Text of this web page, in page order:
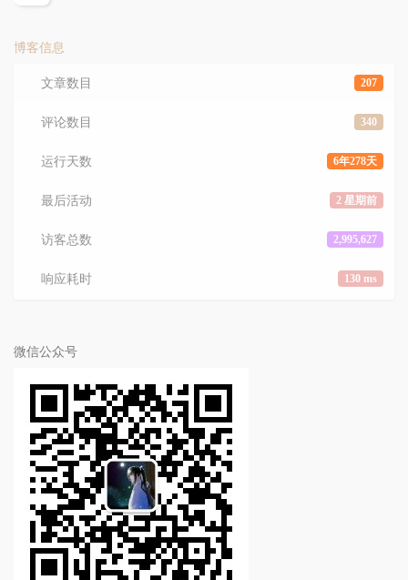
博客信息
207
文章数目
340
评论数目
6年278天
运行天数
2 星期前
最后活动
2,995,627
访客总数
130 ms
响应耗时
微信公众号